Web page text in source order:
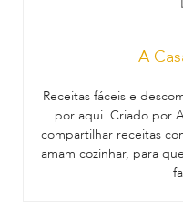
A
Receitas fáceis e
por aqui. Criado por
compartilhar receitas
amam cozinhar, para